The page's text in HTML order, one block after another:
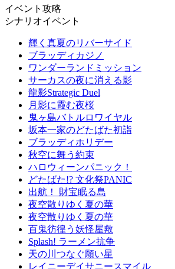
イベント攻略
シナリオイベント
輝く真夏のリバーサイド
ブラッディカジノ
ワンダーランドミッション
サーカスの夜に消える影
龍影Strategic Duel
月影に霞む夜桜
鬼ヶ島バトルロワイヤル
坂本一家のどたばた初詣
ブラッディホリデー
秋空に舞う約束
ハロウィーンパニック！
どたばた!? 文化祭PANIC
出航！ 財宝眠る島
夜空散りゆく夏の華
夜空散りゆく夏の華
百鬼彷徨う妖怪屋敷
Splash! ラーメン抗争
天の川つなぐ願い星
レイニーデイサニースマイル